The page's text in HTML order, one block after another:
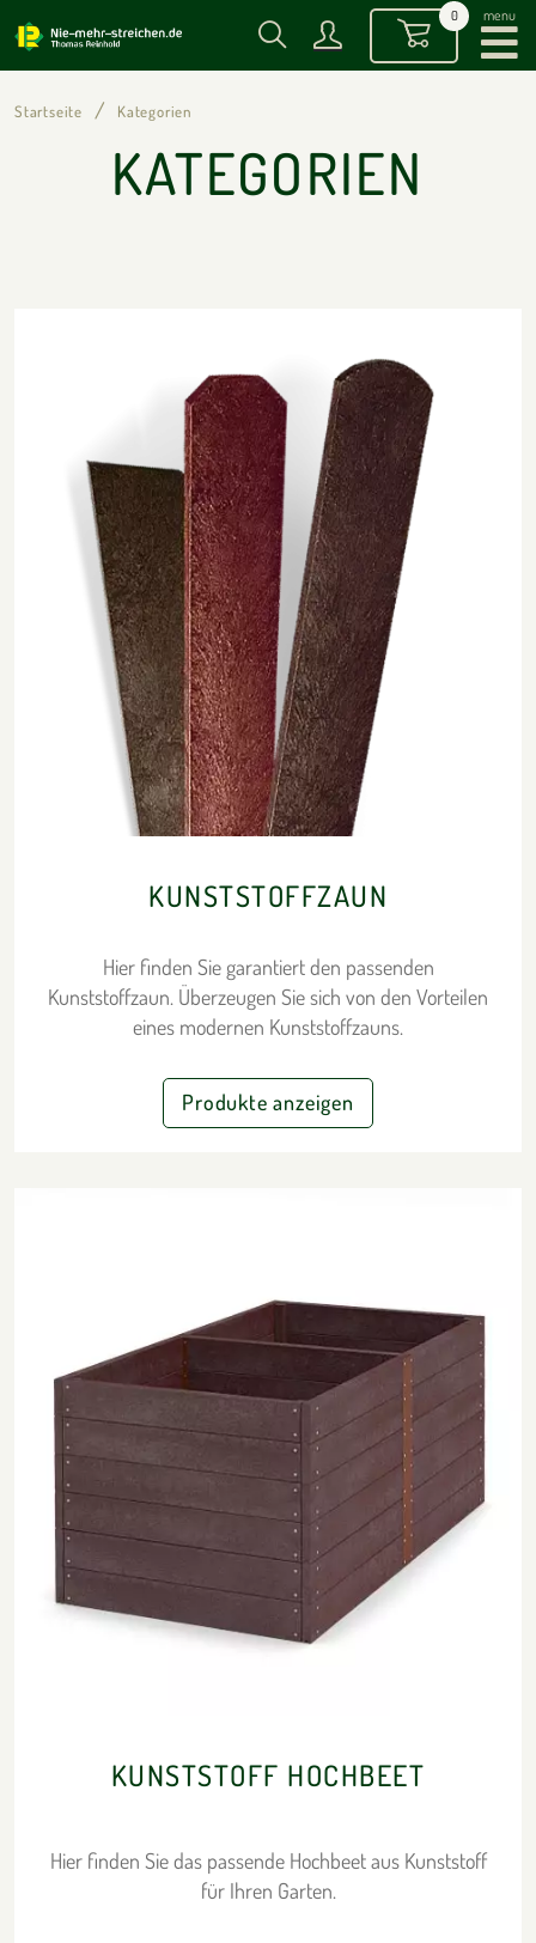
0 menu
Startseite Kategorien
KATEGORIEN
KUNSTSTOFFZAUN
Hier finden Sie garantiert den passenden
Kunststoffzaun. Überzeugen Sie sich von den Vorteilen
eines modernen Kunststoffzauns.
Produkte anzeigen
KUNSTSTOFF HOCHBEET
Hier finden Sie das passende Hochbeet aus Kunststoff
für Ihren Garten.